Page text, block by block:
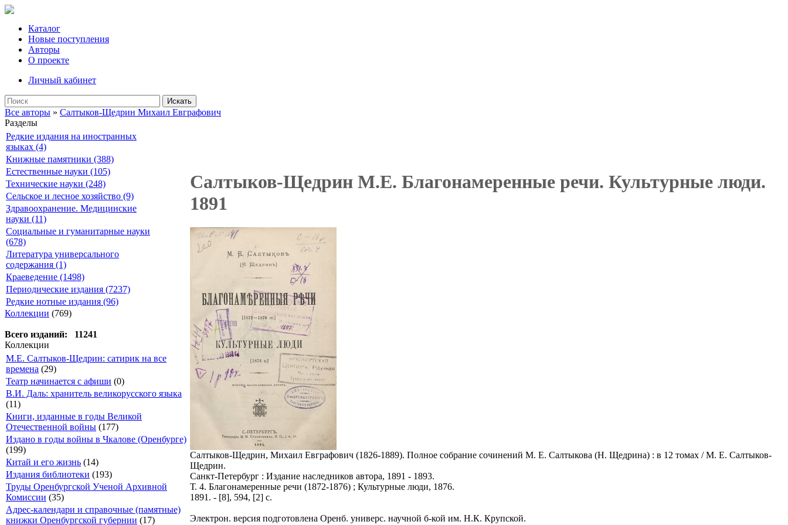
Каталог
Новые поступления
Авторы
О проекте
Личный кабинет
Искать
Все авторы » Салтыков-Щедрин Михаил Евграфович
Разделы
Редкие издания на иностранных
языках (4)
Книжные памятники (388)
Естественные науки (105)
Технические науки (248)
Сельское и лесное хозяйство (9)
Здравоохранение. Медицинские
науки (11)
Социальные и гуманитарные науки
(678)
Литература универсального
содержания (1)
Краеведение (1498)
Периодические издания (7237)
Редкие нотные издания (96)
Коллекции (769)
Всего изданий: 11241
Коллекции
М.Е. Салтыков-Щедрин: сатирик на все
времена (29)
Театр начинается с афиши (0)
В.И. Даль: хранитель великорусского языка
(11)
Книги, изданные в годы Великой
Отечественной войны (177)
Издано в годы войны в Чкалове (Оренбурге)
(199)
Китай и его жизнь (14)
Издания библиотеки (193)
Труды Оренбургской Ученой Архивной
Комиссии (35)
Адрес-календари и справочные (памятные)
книжки Оренбургской губернии (17)
Салтыков-Щедрин М.Е. Благонамеренные речи. Культурные люди.
1891
Салтыков-Щедрин, Михаил Евграфович (1826-1889). Полное собрание сочинений М. Е. Салтыкова (Н. Щедрина) : в 12 томах / М. Е. Салтыков-
Щедрин.
Санкт-Петербург : Издание наследников автора, 1891 - 1893.
Т. 4. Благонамеренные речи (1872-1876) ; Культурные люди, 1876.
1891. - [8], 594, [2] с.
Электрон. версия подготовлена Оренб. универс. научной б-кой им. Н.К. Крупской.